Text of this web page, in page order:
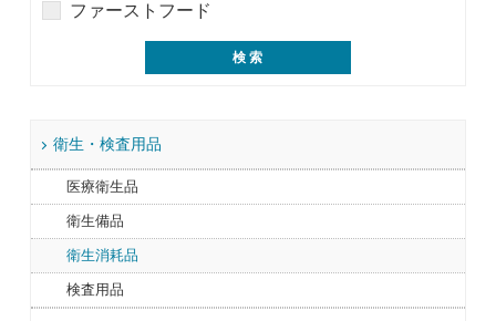
ファーストフード
衛生・検査用品
医療衛生品
衛生備品
衛生消耗品
検査用品